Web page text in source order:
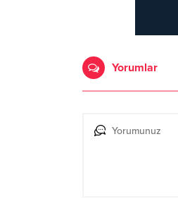
Yorumlar